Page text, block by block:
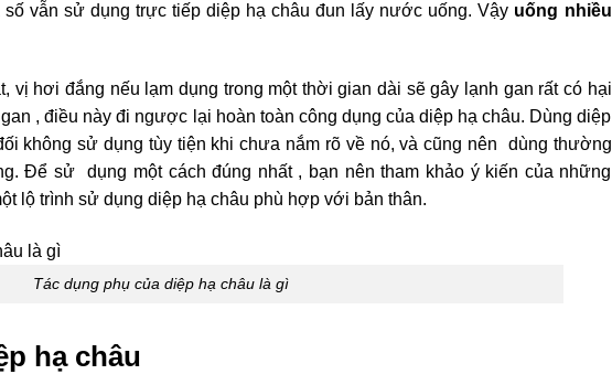
vẫn sử dụng trực tiếp diệp hạ châu đun lấy nước uống. Vậy uống nhiều
vị hơi đắng nếu lạm dụng trong một thời gian dài sẽ gây lạnh gan rất có hại
, điều này đi ngược lại hoàn toàn công dụng của diệp hạ châu. Dùng diệp
không sử dụng tùy tiện khi chưa nắm rõ về nó, và cũng nên dùng thường
Để sử dụng một cách đúng nhất , bạn nên tham khảo ý kiến của những
lộ trình sử dụng diệp hạ châu phù hợp với bản thân.
Tác dụng phụ của diệp hạ châu là gì
hạ châu